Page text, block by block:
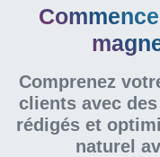
Comprenez
clients avec
rédigés et
naturel